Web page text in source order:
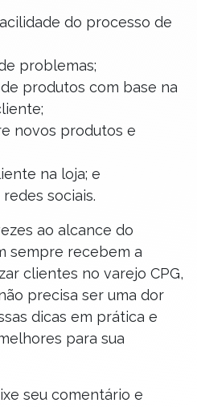
do processo de
problemas;
produtos com base na
novos produtos e
na loja; e
sociais.
ao alcance do
sempre recebem a
clientes no varejo CPG,
precisa ser uma dor
dicas em prática e
para sua
seu comentário e